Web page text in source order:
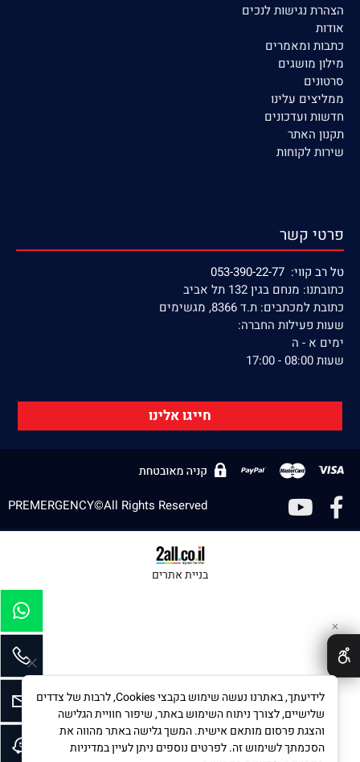
הצהרת נגישות לנכים
אודות
כתבות ומאמרים
מילון מושגים
סרטונים
ממליצים עלינו
חדשות ועדכונים
תקנון האתר
שירות לקוחות
פרטי קשר
טל רב קווי: 053-390-22-77
כתובתנו: מנחם בגין 132 תל אביב
כתובת למכתבים: ת.ד 8366, מגשימים
שעות פעילות החברה:
ימים א - ה
שעות 08:00 - 17:00
חייגו אלינו
PREMERGENCY©All Rights Reserved
בניית אתרים
✕
לידיעתך, באתרנו נעשה שימוש בקבצי Cookies, לרבות של צדדים
שלישיים, לצורך ניתוח השימוש באתר, שיפור חוויית הגלישה
והצגת פרסום מותאם אישית. המשך גלישה באתר מהווה את
הסכמתך לשימוש זה. לפרטים נוספים ניתן לעיין במדיניות